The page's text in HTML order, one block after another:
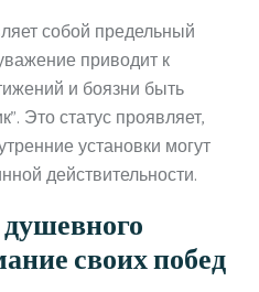
собой предельный
приводит к
и боязни быть
Это статус проявляет,
установки могут
действительности.
своих побед